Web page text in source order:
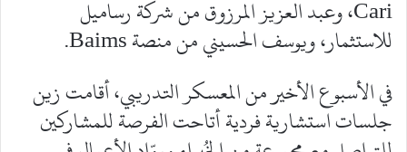
Cari، وعبد العزيز المرزوق من شركة رساميل
للاستثمار، ويوسف الحسيني من منصة Baims.
في الأسبوع الأخير من المعسكر التدريبي، أقامت زين
جلسات استشارية فردية أتاحت الفرصة للمشاركين